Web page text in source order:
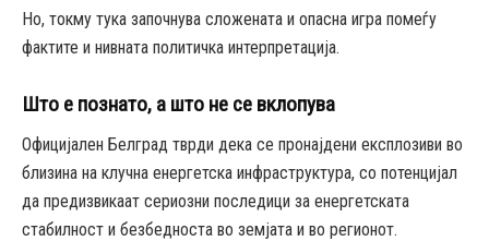
Но, токму тука започнува сложената и опасна игра помеѓу
фактите и нивната политичка интерпретација.
Што е познато, а што не се вклопува
Официјален Белград тврди дека се пронајдени експлозиви во
близина на клучна енергетска инфраструктура, со потенцијал
да предизвикаат сериозни последици за енергетската
стабилност и безбедноста во земјата и во регионот.